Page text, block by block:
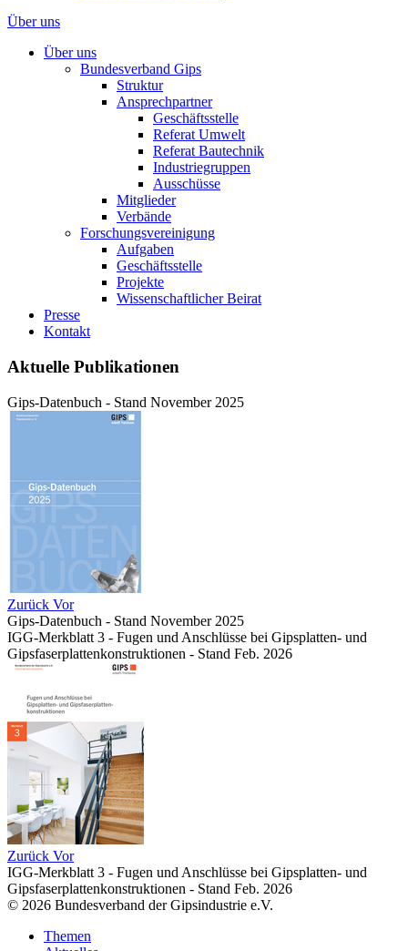
Über uns
Über uns
Bundesverband Gips
Struktur
Ansprechpartner
Geschäftsstelle
Referat Umwelt
Referat Bautechnik
Industriegruppen
Ausschüsse
Mitglieder
Verbände
Forschungsvereinigung
Aufgaben
Geschäftsstelle
Projekte
Wissenschaftlicher Beirat
Presse
Kontakt
Aktuelle Publikationen
Gips-Datenbuch - Stand November 2025
Zurück Vor
Gips-Datenbuch - Stand November 2025
IGG-Merkblatt 3 - Fugen und Anschlüsse bei Gipsplatten- und
Gipsfaserplattenkonstruktionen - Stand Feb. 2026
Zurück Vor
IGG-Merkblatt 3 - Fugen und Anschlüsse bei Gipsplatten- und
Gipsfaserplattenkonstruktionen - Stand Feb. 2026
© 2026 Bundesverband der Gipsindustrie e.V.
Themen